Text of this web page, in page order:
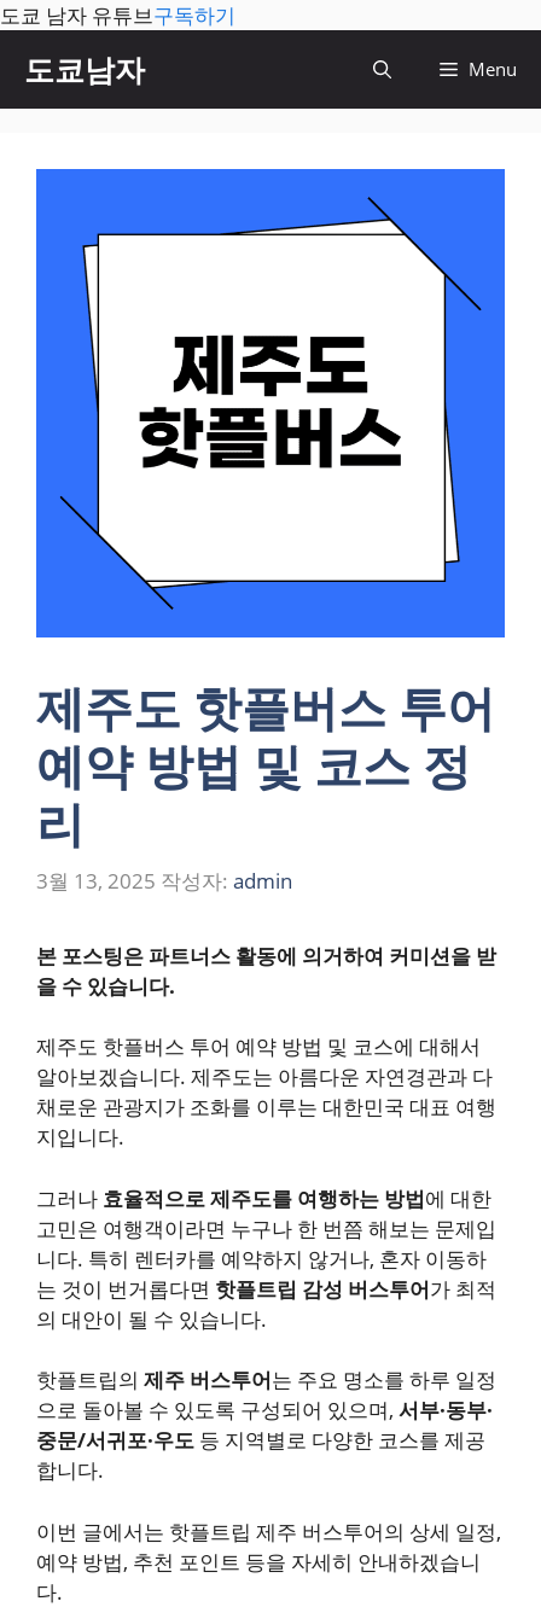
도쿄 남자 유튜브구독하기
츠
도쿄남자 Menu
제주도 핫플버스 투어
예약 방법 및 코스 정
리
3월 13, 2025 작성자: admin
본 포스팅은 파트너스 활동에 의거하여 커미션을 받
을 수 있습니다.
제주도 핫플버스 투어 예약 방법 및 코스에 대해서
알아보겠습니다. 제주도는 아름다운 자연경관과 다
채로운 관광지가 조화를 이루는 대한민국 대표 여행
지입니다.
그러나 효율적으로 제주도를 여행하는 방법에 대한
고민은 여행객이라면 누구나 한 번쯤 해보는 문제입
니다. 특히 렌터카를 예약하지 않거나, 혼자 이동하
는 것이 번거롭다면 핫플트립 감성 버스투어가 최적
의 대안이 될 수 있습니다.
핫플트립의 제주 버스투어는 주요 명소를 하루 일정
으로 돌아볼 수 있도록 구성되어 있으며, 서부·동부·
중문/서귀포·우도 등 지역별로 다양한 코스를 제공
합니다.
이번 글에서는 핫플트립 제주 버스투어의 상세 일정,
예약 방법, 추천 포인트 등을 자세히 안내하겠습니
다.